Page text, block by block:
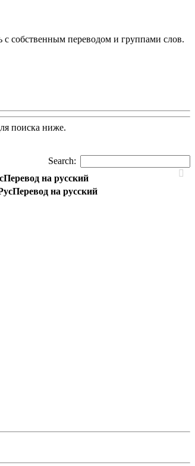
с собственным переводом и группами слов.
поиска ниже.
Search:
Перевод на русский
Перевод на русский